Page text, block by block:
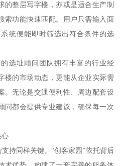
的整层写字楼，亦或是适合生产制
索功能快速匹配。用户只需输入面
统便能即时筛选出符合条件的选
选址顾问团队拥有丰富的行业经
楼的市场动态，更能从企业实际需
。无论是交通便利性、周边配套设
问都会提供专业建议，确保每一次
心
持同样关键。“创客家园”依托背后